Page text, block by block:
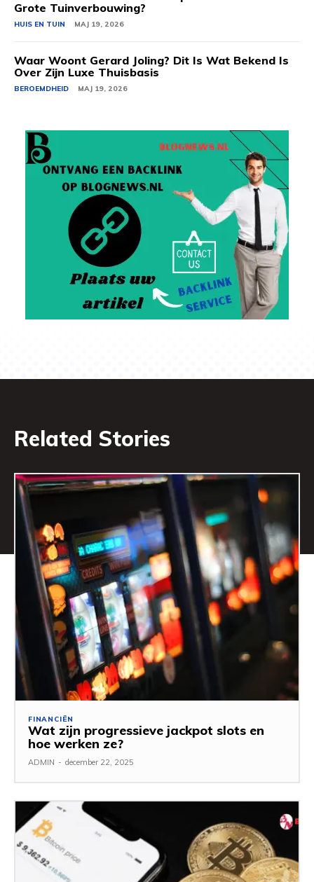
Grote Tuinverbouwing?
HUIS EN TUIN MAJ 19, 2026
Waar Woont Gerard Joling? Dit Is Wat Bekend Is
Over Zijn Luxe Thuisbasis
BEROEMDHEID MAJ 19, 2026
Related Stories
FINANCIËN
Wat zijn progressieve jackpot slots en
hoe werken ze?
ADMIN - december 22, 2025